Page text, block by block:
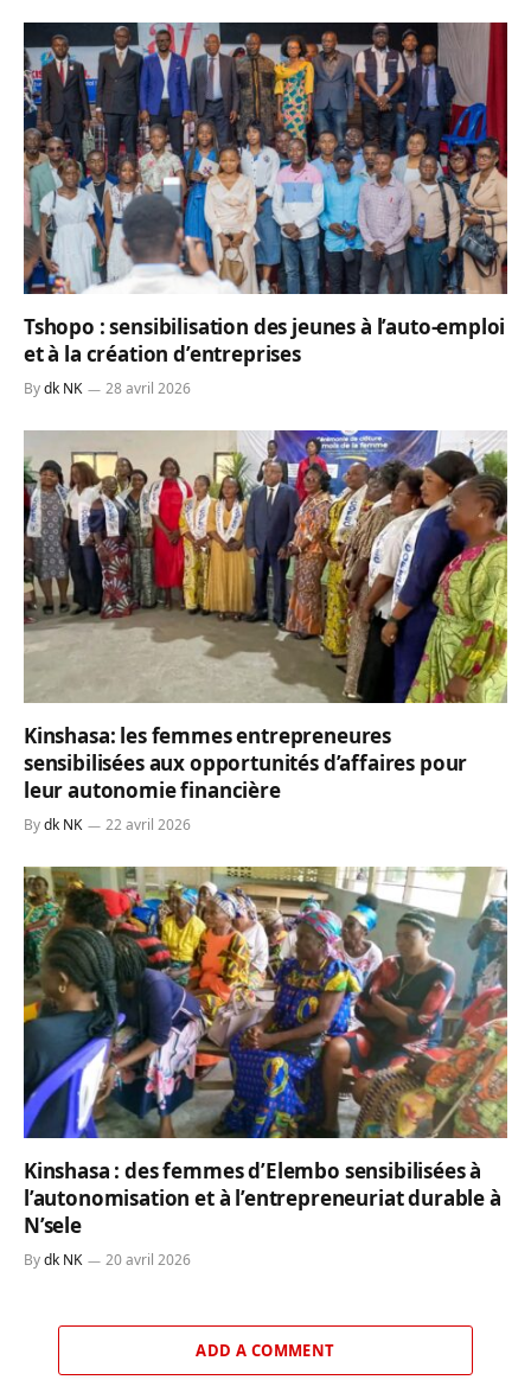
Tshopo : sensibilisation des jeunes à l’auto-emploi
et à la création d’entreprises
Bydk NK 28 avril 2026
Kinshasa: les femmes entrepreneures
sensibilisées aux opportunités d’affaires pour
leur autonomie financière
Bydk NK 22 avril 2026
Kinshasa : des femmes d’Elembo sensibilisées à
l’autonomisation et à l’entrepreneuriat durable à
N’sele
Bydk NK 20 avril 2026
ADD A COMMENT